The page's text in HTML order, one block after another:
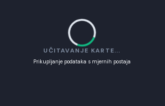
UČITAVANJE KARTE...
Prikupljanje podataka s mjernih postaja